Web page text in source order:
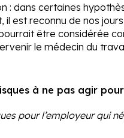
: dans certaines
il est reconnu de nos
être considérée
le médecin du
à ne pas agir
pour l’employeur qui